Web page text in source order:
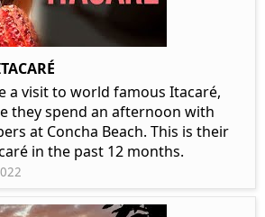
a visit to world famous Itacaré,
they spend an afternoon with
at Concha Beach. This is their
in the past 12 months.